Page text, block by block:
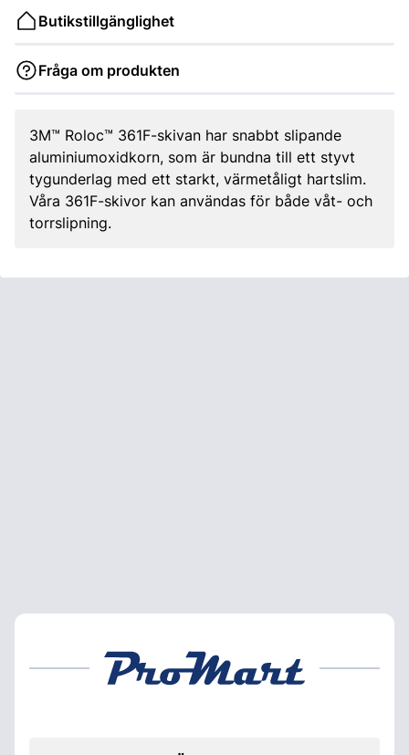
Butikstillgänglighet
Fråga om produkten
3M™ Roloc™ 361F-skivan har snabbt slipande
aluminiumoxidkorn, som är bundna till ett styvt
tygunderlag med ett starkt, värmetåligt hartslim.
Våra 361F-skivor kan användas för både våt- och
torrslipning.